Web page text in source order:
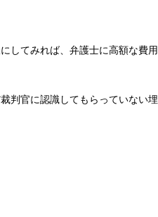
してみれば、弁護士に高額な費用
判官に認識してもらっていない埋